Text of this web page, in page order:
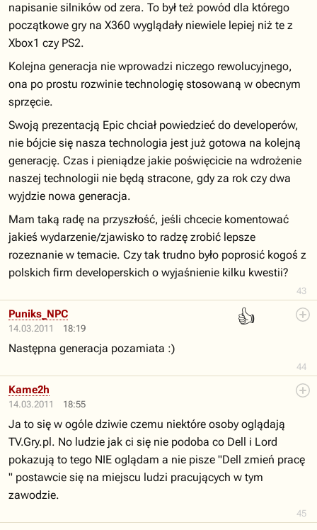
43
napisanie silników od zera. To był też powód dla którego
początkowe gry na X360 wyglądały niewiele lepiej niż te z
Xbox1 czy PS2.
Kolejna generacja nie wprowadzi niczego rewolucyjnego,
ona po prostu rozwinie technologię stosowaną w obecnym
sprzęcie.
Swoją prezentacją Epic chciał powiedzieć do developerów,
nie bójcie się nasza technologia jest już gotowa na kolejną
generację. Czas i pieniądze jakie poświęcicie na wdrożenie
naszej technologii nie będą stracone, gdy za rok czy dwa
wyjdzie nowa generacja.
Mam taką radę na przyszłość, jeśli chcecie komentować
jakieś wydarzenie/zjawisko to radzę zrobić lepsze
rozeznanie w temacie. Czy tak trudno było poprosić kogoś z
polskich firm developerskich o wyjaśnienie kilku kwestii?
14.03.2011 18:19
👍
44
Puniks_NPC
Następna generacja pozamiata :)
14.03.2011 18:55
45
Kame2h
Ja to się w ogóle dziwie czemu niektóre osoby oglądają
TV.Gry.pl. No ludzie jak ci się nie podoba co Dell i Lord
pokazują to tego NIE oglądam a nie pisze "Dell zmień pracę
" postawcie się na miejscu ludzi pracujących w tym
zawodzie.